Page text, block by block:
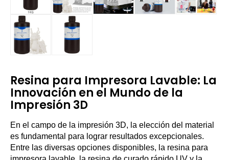
Resina para Impresora Lavable: La
Innovación en el Mundo de la
Impresión 3D
En el campo de la impresión 3D, la elección del material
es fundamental para lograr resultados excepcionales.
Entre las diversas opciones disponibles, la resina para